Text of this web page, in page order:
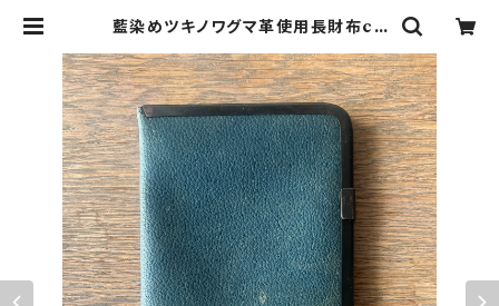
藍染めツキノワグマ革使用長財布co